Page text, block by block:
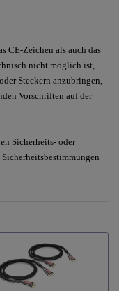
CE-Zeichen als auch das
nicht möglich ist,
Steckern anzubringen,
Vorschriften auf der
Sicherheits- oder